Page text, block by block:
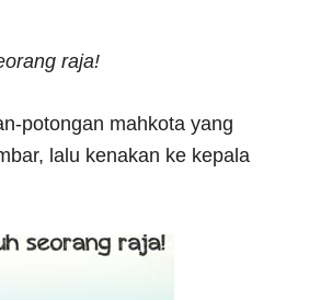
raja!
potongan mahkota yang
lalu kenakan ke kepala